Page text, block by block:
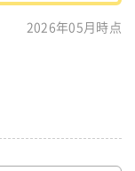
2026年05月時点